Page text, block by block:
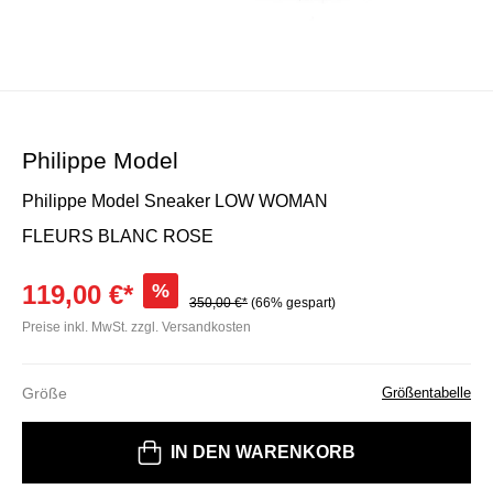
Philippe Model
Philippe Model Sneaker LOW WOMAN
FLEURS BLANC ROSE
119,00 €* %
350,00 €* (66% gespart)
Preise inkl. MwSt. zzgl. Versandkosten
Größe Größentabelle
IN DEN WARENKORB